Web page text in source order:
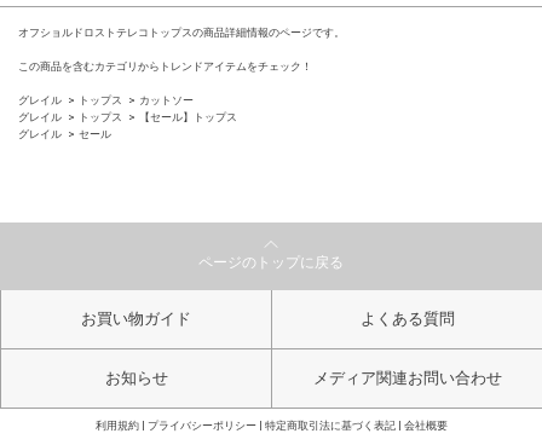
オフショルドロストテレコトップスの商品詳細情報のページです。
この商品を含むカテゴリからトレンドアイテムをチェック！
グレイル トップス
カットソー
グレイル
トップス
【セール】トップス
グレイル
セール
ページのトップに戻る
お買い物ガイド よくある質問
お知らせ メディア関連お問い合わせ
利用規約 プライバシーポリシー 特定商取引法に基づく表記 会社概要